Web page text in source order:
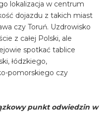
lokalizacja w centrum
dojazdu z takich miast
czy Toruń. Uzdrowisko
z całej Polski, ale
spotkać tablice
łódzkiego,
pomorskiego czy
punkt odwiedzin w